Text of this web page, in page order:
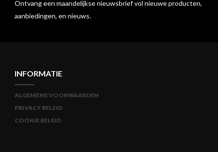
Ontvang een maandelijkse nieuwsbrief vol nieuwe producten,
aanbiedingen, en nieuws.
INFORMATIE
ALGEMENE VOORWAARDEN
PRIVACY BELEID
COOKIE BELEID